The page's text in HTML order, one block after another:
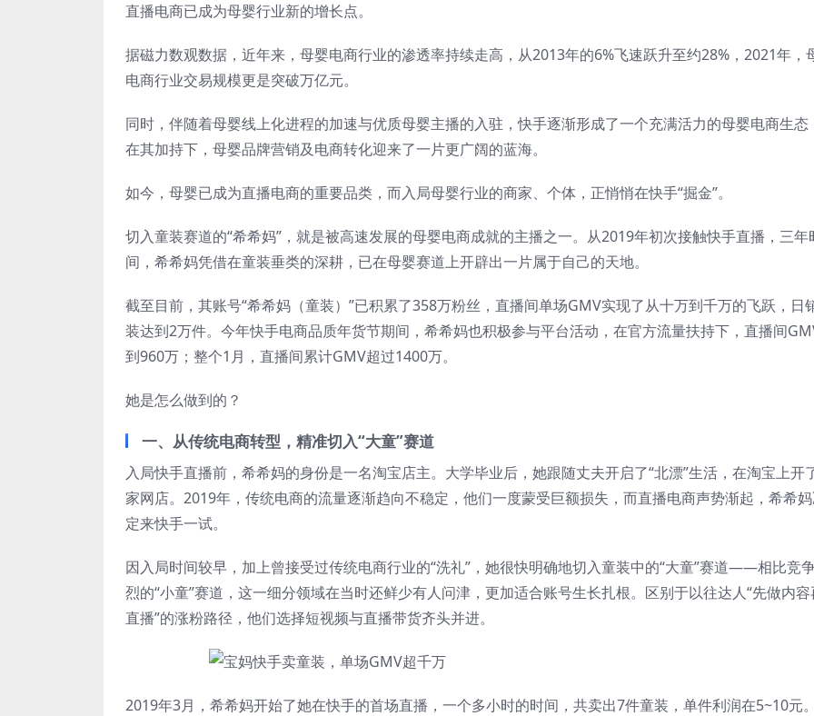
直播电商已成为母婴行业新的增长点。
据磁力数观数据，近年来，母婴电商行业的渗透率持续走高，从2013年的6%飞速跃升至约28%，2021年，
电商行业交易规模更是突破万亿元。
同时，伴随着母婴线上化进程的加速与优质母婴主播的入驻，快手逐渐形成了一个充满活力的母婴电商生态
在其加持下，母婴品牌营销及电商转化迎来了一片更广阔的蓝海。
如今，母婴已成为直播电商的重要品类，而入局母婴行业的商家、个体，正悄悄在快手“掘金”。
切入童装赛道的“希希妈”，就是被高速发展的母婴电商成就的主播之一。从2019年初次接触快手直播，三年
间，希希妈凭借在童装垂类的深耕，已在母婴赛道上开辟出一片属于自己的天地。
截至目前，其账号“希希妈（童装）”已积累了358万粉丝，直播间单场GMV实现了从十万到千万的飞跃，日
装达到2万件。今年快手电商品质年货节期间，希希妈也积极参与平台活动，在官方流量扶持下，直播间
到960万；整个1月，直播间累计GMV超过1400万。
她是怎么做到的？
一、从传统电商转型，精准切入“大童”赛道
入局快手直播前，希希妈的身份是一名淘宝店主。大学毕业后，她跟随丈夫开启了“北漂”生活，在淘宝上开
家网店。2019年，传统电商的流量逐渐趋向不稳定，他们一度蒙受巨额损失，而直播电商声势渐起，希希
定来快手一试。
因入局时间较早，加上曾接受过传统电商行业的“洗礼”，她很快明确地切入童装中的“大童”赛道——相比竞
烈的“小童”赛道，这一细分领域在当时还鲜少有人问津，更加适合账号生长扎根。区别于以往达人“先做内容
直播”的涨粉路径，他们选择短视频与直播带货齐头并进。
2019年3月，希希妈开始了她在快手的首场直播，一个多小时的时间，共卖出7件童装，单件利润在5~10元